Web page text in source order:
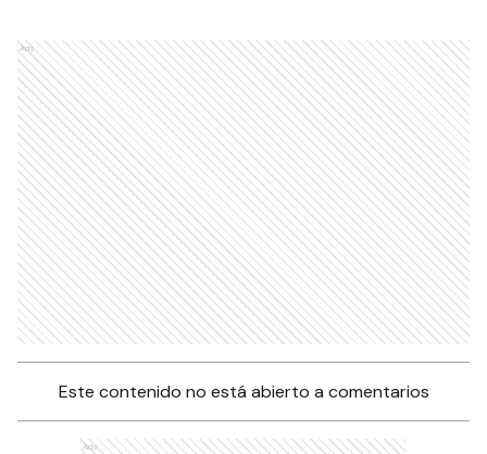
Ads
Este contenido no está abierto a comentarios
Ads